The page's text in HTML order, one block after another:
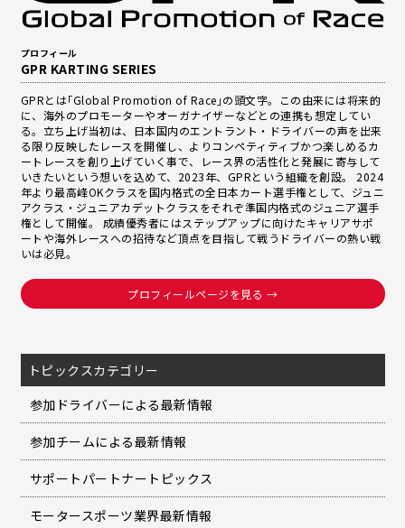
o
プロフィール
GPR KARTING SERIES
GPRとは｢Global Promotion of Race｣の頭文字。この由来には将来的
に、海外のプロモーターやオーガナイザーなどとの連携も想定してい
る。立ち上げ当初は、日本国内のエントラント・ドライバーの声を出来
る限り反映したレースを開催し、よりコンペティティブかつ楽しめるカ
ートレースを創り上げていく事で、レース界の活性化と発展に寄与して
いきたいという想いを込めて、2023年、GPRという組織を創設。 2024
年より最高峰OKクラスを国内格式の全日本カート選手権として、ジュニ
アクラス・ジュニアカデットクラスをそれぞ準国内格式のジュニア選手
権として開催。 成績優秀者にはステップアップに向けたキャリアサポ
ートや海外レースへの招待など頂点を目指して戦うドライバーの熱い戦
いは必見。
プロフィールページを見る →
トピックスカテゴリー
参加ドライバーによる最新情報
参加チームによる最新情報
サポートパートナートピックス
モータースポーツ業界最新情報